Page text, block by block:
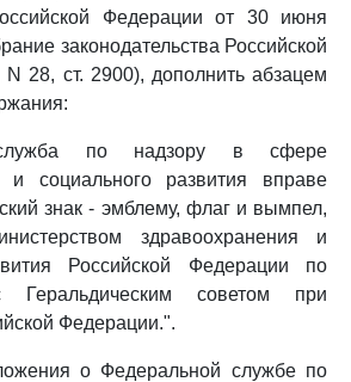
Федерации от 30 июня
законодательства Российской
28, ст. 2900), дополнить абзацем
служба по надзору в сфере
и социального развития вправе
знак - эмблему, флаг и вымпел,
здравоохранения и
Российской Федерации по
Геральдическим советом при
Федерации.".
о Федеральной службе по